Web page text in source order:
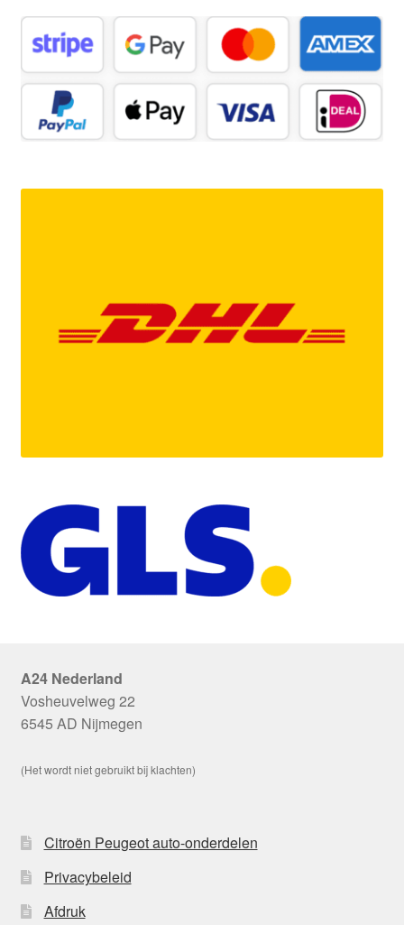
A24 Nederland
Vosheuvelweg 22
6545 AD Nijmegen
(Het wordt niet gebruikt bij klachten)
Citroën Peugeot auto-onderdelen
Privacybeleid
Afdruk